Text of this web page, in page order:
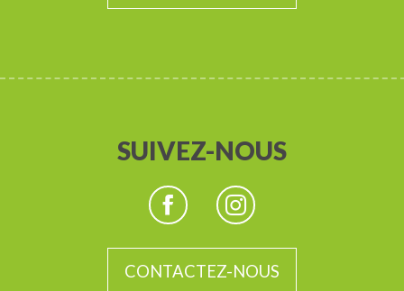
SUIVEZ-NOUS
CONTACTEZ-NOUS